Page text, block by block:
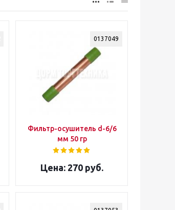
0137049
Фильтр-осушитель d-6/6
мм 50 гр
270 руб.